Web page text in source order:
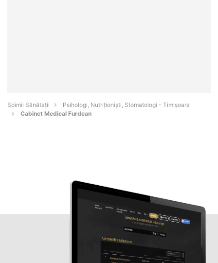
Şoimii Sănătații
Psihologi, Nutriționiști, Stomatologi - Timişoara
Cabinet Medical Furdean